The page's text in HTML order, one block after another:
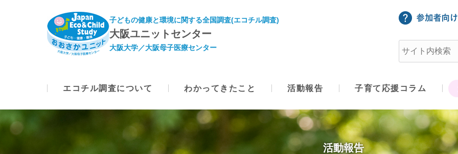
子どもの健康と環境に関する全国調査(エコチル調査)
大阪ユニットセンター
大阪大学／大阪母子医療センター
エコチル調査について わかってきたこと 活動報告 子育て応援コラム
活動報告